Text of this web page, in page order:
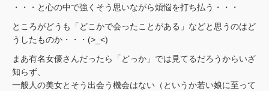
・・・と心の中で強くそう思いながら煩悩を打ち払う・・・
ところがどうも「どこかで会ったことがある」などと思うのはど
うしたものか・・・(>_<)
まあ有名女優さんだったら「どっか」では見てるだろうからいざ
知らず、
一般人の美女とそう出会う機会はない（というか若い娘に至って